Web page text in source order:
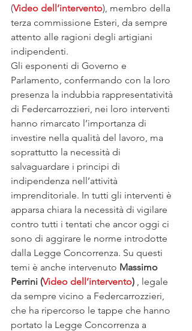
(Video dell’intervento), membro della
terza commissione Esteri, da sempre
attento alle ragioni degli artigiani
indipendenti.
Gli esponenti di Governo e
Parlamento, confermando con la loro
presenza la indubbia rappresentatività
di Federcarrozzieri, nei loro interventi
hanno rimarcato l’importanza di
investire nella qualità del lavoro, ma
soprattutto la necessità di
salvaguardare i principi di
indipendenza nell’attività
imprenditoriale. In tutti gli interventi è
apparsa chiara la necessità di vigilare
contro tutti i tentati che ancor oggi ci
sono di aggirare le norme introdotte
dalla Legge Concorrenza. Su questi
temi è anche intervenuto Massimo
Perrini (Video dell’intervento) , legale
da sempre vicino a Federcarrozzieri,
che ha ripercorso le tappe che hanno
portato la Legge Concorrenza a